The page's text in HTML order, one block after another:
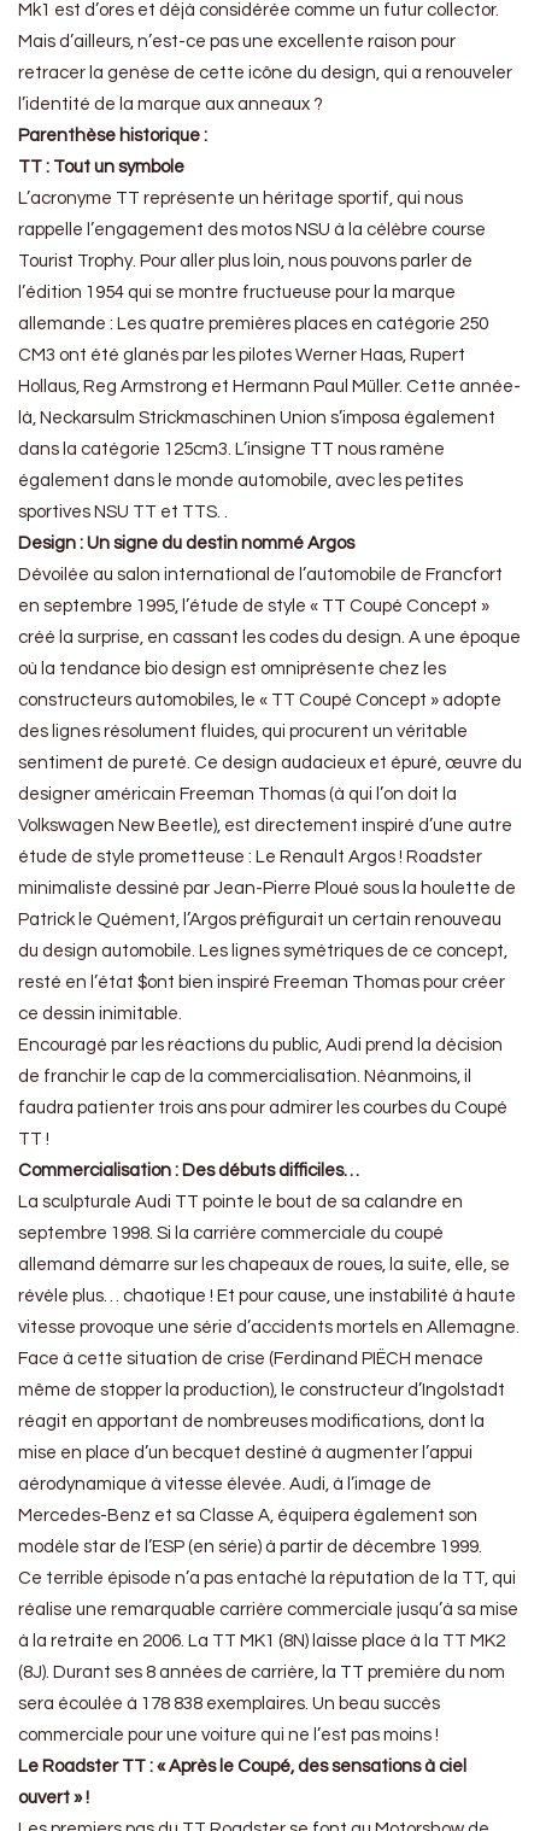
Mk1 est d’ores et déjà considérée comme un futur collector.
Mais d’ailleurs, n’est-ce pas une excellente raison pour
retracer la genèse de cette icône du design, qui a renouveler
l’identité de la marque aux anneaux ?
Parenthèse historique :
TT : Tout un symbole
L’acronyme TT représente un héritage sportif, qui nous
rappelle l’engagement des motos NSU à la célèbre course
Tourist Trophy. Pour aller plus loin, nous pouvons parler de
l’édition 1954 qui se montre fructueuse pour la marque
allemande : Les quatre premières places en catégorie 250
CM3 ont été glanés par les pilotes Werner Haas, Rupert
Hollaus, Reg Armstrong et Hermann Paul Müller. Cette année-
là, Neckarsulm Strickmaschinen Union s’imposa également
dans la catégorie 125cm3. L’insigne TT nous ramène
également dans le monde automobile, avec les petites
sportives NSU TT et TTS. .
Design : Un signe du destin nommé Argos
Dévoilée au salon international de l’automobile de Francfort
en septembre 1995, l’étude de style « TT Coupé Concept »
créé la surprise, en cassant les codes du design. A une époque
où la tendance bio design est omniprésente chez les
constructeurs automobiles, le « TT Coupé Concept » adopte
des lignes résolument fluides, qui procurent un véritable
sentiment de pureté. Ce design audacieux et épuré, œuvre du
designer américain Freeman Thomas (à qui l’on doit la
Volkswagen New Beetle), est directement inspiré d’une autre
étude de style prometteuse : Le Renault Argos ! Roadster
minimaliste dessiné par Jean-Pierre Ploué sous la houlette de
Patrick le Quément, l’Argos préfigurait un certain renouveau
du design automobile. Les lignes symétriques de ce concept,
resté en l’état $ont bien inspiré Freeman Thomas pour créer
ce dessin inimitable.
Encouragé par les réactions du public, Audi prend la décision
de franchir le cap de la commercialisation. Néanmoins, il
faudra patienter trois ans pour admirer les courbes du Coupé
TT !
Commercialisation : Des débuts difficiles…
La sculpturale Audi TT pointe le bout de sa calandre en
septembre 1998. Si la carrière commerciale du coupé
allemand démarre sur les chapeaux de roues, la suite, elle, se
révèle plus… chaotique ! Et pour cause, une instabilité à haute
vitesse provoque une série d’accidents mortels en Allemagne.
Face à cette situation de crise (Ferdinand PIËCH menace
même de stopper la production), le constructeur d’Ingolstadt
réagit en apportant de nombreuses modifications, dont la
mise en place d’un becquet destiné à augmenter l’appui
aérodynamique à vitesse élevée. Audi, à l’image de
Mercedes-Benz et sa Classe A, équipera également son
modèle star de l’ESP (en série) à partir de décembre 1999.
Ce terrible épisode n’a pas entaché la réputation de la TT, qui
réalise une remarquable carrière commerciale jusqu’à sa mise
à la retraite en 2006. La TT MK1 (8N) laisse place à la TT MK2
(8J). Durant ses 8 années de carrière, la TT première du nom
sera écoulée à 178 838 exemplaires. Un beau succès
commerciale pour une voiture qui ne l’est pas moins !
Le Roadster TT : « Après le Coupé, des sensations à ciel
ouvert » !